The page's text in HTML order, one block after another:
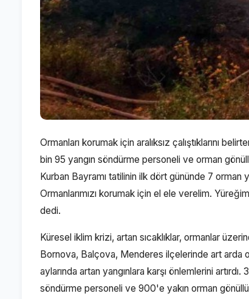
Ormanları korumak için aralıksız çalıştıklarını
bin 95 yangın söndürme personeli ve orman
Kurban Bayramı tatilinin ilk dört gününde 7 orman
Ormanlarımızı korumak için el ele verelim.
dedi.
Küresel iklim krizi, artan sıcaklıklar, ormanlar
Bornova, Balçova, Menderes ilçelerinde art arda
aylarında artan yangınlara karşı önlemlerini
söndürme personeli ve 900'e yakın orman